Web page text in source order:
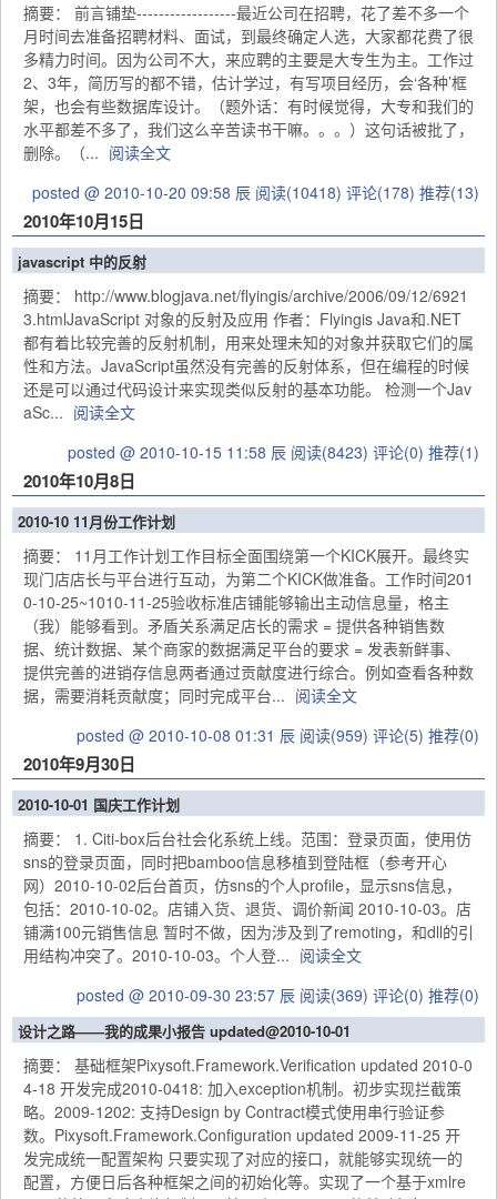
摘要： 前言铺垫------------------最近公司在招聘，花了差不多一个
月时间去准备招聘材料、面试，到最终确定人选，大家都花费了很
多精力时间。因为公司不大，来应聘的主要是大专生为主。工作过
2、3年，简历写的都不错，估计学过，有写项目经历，会‘各种’框
架，也会有些数据库设计。（题外话：有时候觉得，大专和我们的
水平都差不多了，我们这么辛苦读书干嘛。。。）这句话被批了，
删除。（... 阅读全文
posted @ 2010-10-20 09:58 辰 阅读(10418) 评论(178) 推荐(13)
2010年10月15日
javascript 中的反射
摘要： http://www.blogjava.net/flyingis/archive/2006/09/12/6921
3.htmlJavaScript 对象的反射及应用 作者：Flyingis Java和.NET
都有着比较完善的反射机制，用来处理未知的对象并获取它们的属
性和方法。JavaScript虽然没有完善的反射体系，但在编程的时候
还是可以通过代码设计来实现类似反射的基本功能。 检测一个Jav
aSc... 阅读全文
posted @ 2010-10-15 11:58 辰 阅读(8423) 评论(0) 推荐(1)
2010年10月8日
2010-10 11月份工作计划
摘要： 11月工作计划工作目标全面围绕第一个KICK展开。最终实
现门店店长与平台进行互动，为第二个KICK做准备。工作时间201
0-10-25~1010-11-25验收标准店铺能够输出主动信息量，格主
（我）能够看到。矛盾关系满足店长的需求 = 提供各种销售数
据、统计数据、某个商家的数据满足平台的要求 = 发表新鲜事、
提供完善的进销存信息两者通过贡献度进行综合。例如查看各种数
据，需要消耗贡献度；同时完成平台... 阅读全文
posted @ 2010-10-08 01:31 辰 阅读(959) 评论(5) 推荐(0)
2010年9月30日
2010-10-01 国庆工作计划
摘要： 1. Citi-box后台社会化系统上线。范围：登录页面，使用仿
sns的登录页面，同时把bamboo信息移植到登陆框（参考开心
网）2010-10-02后台首页，仿sns的个人profile，显示sns信息，
包括：2010-10-02。店铺入货、退货、调价新闻 2010-10-03。店
铺满100元销售信息 暂时不做，因为涉及到了remoting，和dll的引
用结构冲突了。2010-10-03。个人登... 阅读全文
posted @ 2010-09-30 23:57 辰 阅读(369) 评论(0) 推荐(0)
设计之路——我的成果小报告 updated@2010-10-01
摘要： 基础框架Pixysoft.Framework.Verification updated 2010-0
4-18 开发完成2010-0418: 加入exception机制。初步实现拦截策
略。2009-1202: 支持Design by Contract模式使用串行验证参
数。Pixysoft.Framework.Configuration updated 2009-11-25 开
发完成统一配置架构 只要实现了对应的接口，就能够实现统一的
配置，方便日后各种框架之间的初始化等。实现了一个基于xmlre